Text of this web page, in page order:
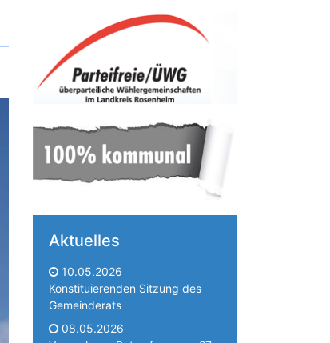
Aktuelles
10.05.2026
Konstituierenden Sitzung des
Gemeinderats
08.05.2026